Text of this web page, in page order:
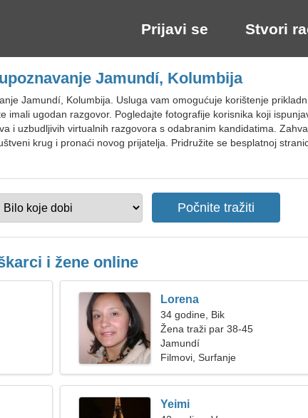
Prijavi se Stvori
Jamundí, Kolumbija
Jamundí, Kolumbija. Usluga vam omogućuje korištenje
imali ugodan razgovor. Pogledajte fotografije korisnika koji
i uzbudljivih virtualnih razgovora s odabranim kandidatima.
krug i pronaći novog prijatelja. Pridružite se besplatnoj
i žene online
Lorena
34 godine, Bik
Žena traži par 38-45
Jamundí
Filmovi, Surfanje
Yeimi